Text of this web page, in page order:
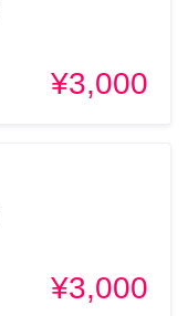
¥3,000
¥3,000